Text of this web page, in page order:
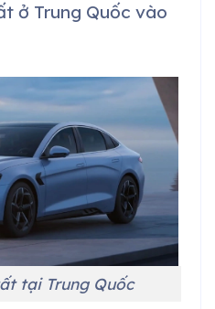
ở Trung Quốc vào
tại Trung Quốc